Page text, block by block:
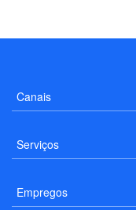
Canais
Serviços
Empregos